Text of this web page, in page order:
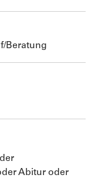
Beratung
Abitur oder